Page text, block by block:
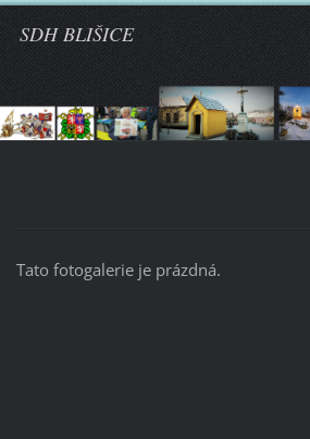
SDH BLIŠICE
Tato fotogalerie je prázdná.